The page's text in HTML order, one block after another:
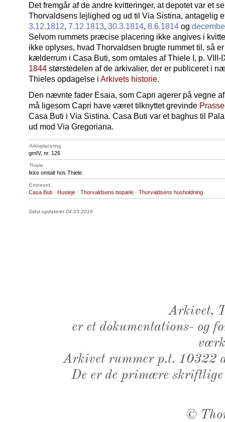
Det fremgår af de andre kvitteringer, at depotet var et
Thorvaldsens lejlighed og ud til Via Sistina, antagelig
3.12.1812, 7.12.1813, 30.3.1814, 8.6.1814 og
Selvom rummets præcise placering ikke angives i
ikke oplyses, hvad Thorvaldsen brugte rummet til, så
kælderrum i Casa Buti, som omtales af Thiele I, p.
1844 størstedelen af de arkivalier, der er publiceret i
Thieles opdagelse i Arkivets historie.
Den nævnte fader Esaia, som Capri agerer på vegne
må ligesom Capri have været tilknyttet grevinde
Casa Buti i Via Sistina. Casa Buti var et baghus til
ud mod Via Gregoriana.
Arkivplacering
gmIV, nr. 126
Thiele
Ikke omtalt hos Thiele.
Emneord
Casa Buti · Husleje · Thorvaldsens bopæle · Thorvaldsens husholdning
Sidst opdateret 04.03.2016
Arkivet,
er et dokumentations- og
Arkivet rummer p.t. 10322
De er de primære
©